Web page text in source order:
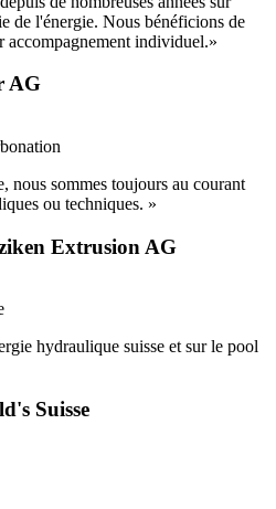
de l'énergie. Nous bénéficions de
accompagnement individuel.»
AG
nous sommes toujours au courant
ou techniques. »
Extrusion AG
hydraulique suisse et sur le pool
Suisse